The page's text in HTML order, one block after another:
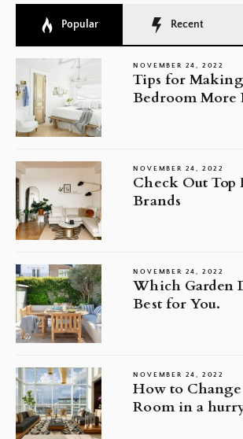
Popular Recent
NOVEMBER 24, 2022
Tips for
Bedroom More
NOVEMBER 24, 2022
Check Out Top
Brands
NOVEMBER 24, 2022
Which Garden
Best for You.
NOVEMBER 24, 2022
How to
Room in a